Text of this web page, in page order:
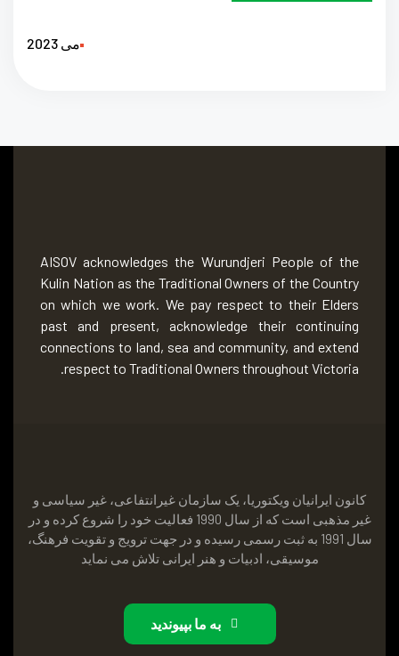
می 2023
AISOV acknowledges the Wurundjeri People of the
Kulin Nation as the Traditional Owners of the Country
on which we work. We pay respect to their Elders
past and present, acknowledge their continuing
connections to land, sea and community, and extend
respect to Traditional Owners throughout Victoria.
کانون ايرانيان ویکتوریا، یک سازمان غيرانتفاعى، غير سياسى و
غير مذهبى است که از سال 1990 فعالیت خود را شروع کرده و در
سال 1991 به ثبت رسمی رسيده و در جهت ترويج و تقويت فرهنگ،
موسيقى، ادبيات و هنر ايرانى تلاش می نماید
به ما بپیوندید